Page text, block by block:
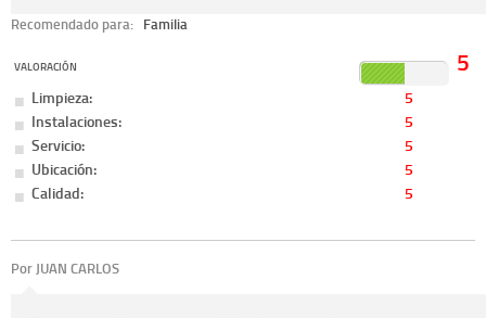
Recomendado para: Familia
VALORACIÓN 5
Limpieza:
5
Instalaciones:
5
Servicio:
5
Ubicación:
5
Calidad:
5
Por JUAN CARLOS